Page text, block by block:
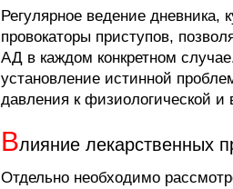
Регулярное ведение
провокаторы приступов,
АД в каждом конкретном
установление истинной
давления к физиологической и
Влияние лекарственных
Отдельно необходимо